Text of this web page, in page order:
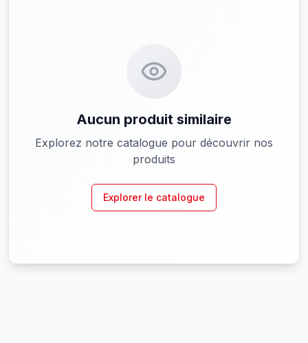
Aucun produit similaire
Explorez notre catalogue pour découvrir nos
produits
Explorer le catalogue